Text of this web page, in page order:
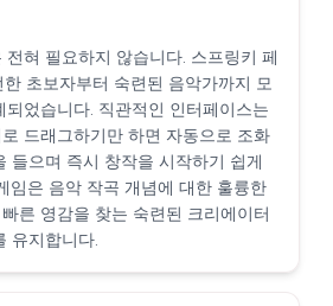
전혀 필요하지 않습니다. 스프링키 페
한 초보자부터 숙련된 음악가까지 모
되었습니다. 직관적인 인터페이스는
드래그하기만 하면 자동으로 조화
들으며 즉시 창작을 시작하기 쉽게
임은 음악 작곡 개념에 대한 훌륭한
른 영감을 찾는 숙련된 크리에이터
유지합니다.